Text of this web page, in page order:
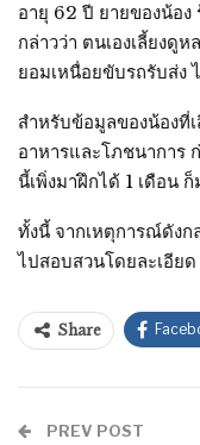
อายุ 62 ปี ยายของน้อง
กล่าวว่า ตนเองเลี้ยงดู
ยอมเหนื่อยขับรถรับส่ง
สำหรับข้อมูลของน้องที่
อาหารและโภชนาการ
นี้เพิ่งมาฝึกได้ 1 เดือน
ทั้งนี้ จากเหตุการณ์ดัง
ไปสอบสวนโดยละเอีย
Share
PREV POST